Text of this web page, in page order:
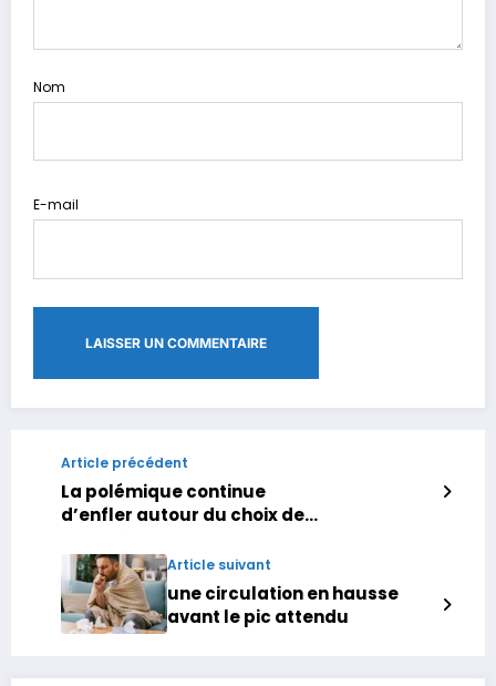
Nom
E-mail
Article précédent
La polémique continue
d’enfler autour du choix de
mesure nous a étonnés » ,
confie la police
Article suivant
une circulation en hausse
avant le pic attendu